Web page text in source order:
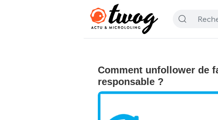
Comment unfollower de
responsable ?